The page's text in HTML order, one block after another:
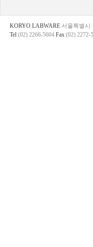
KORYO LABWARE 서울특별시
Tel (02) 2266-5604 Fax (02) 2272-